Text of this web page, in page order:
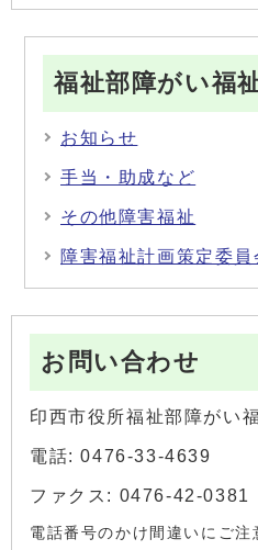
福祉部障がい福
お知らせ
手当・助成など
その他障害福祉
障害福祉計画策定委員
お問い合わせ
印西市役所福祉部障がい
電話: 0476-33-4639
ファクス: 0476-42-0381
電話番号のかけ間違いにご注